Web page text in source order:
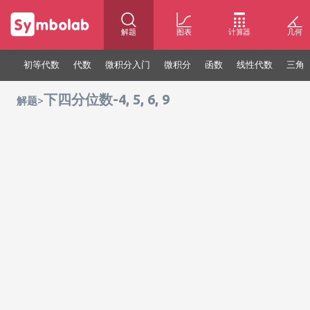
解题 图表 计算器 几何
初等代数 代数 微积分入门 微积分 函数 线性代数 三角
解题>下四分位数-4, 5, 6, 9